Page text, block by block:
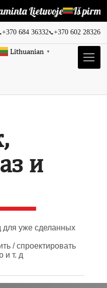
Lietuvoje Iš pirmų
+370 684 36332📞+370 602 28326
Lithuanian ▼
и
для уже сделанных
/ спроектировать
и т. д